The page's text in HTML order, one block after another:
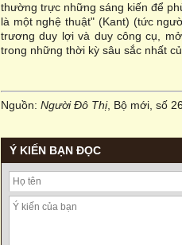
thường trực những sáng kiến để
là một nghệ thuật" (Kant) (tức
trương duy lợi và duy công cụ,
trong những thời kỳ sâu sắc nhất
Nguồn: Người Đô Thị, Bộ mới, số
Ý KIẾN BẠN ĐỌC